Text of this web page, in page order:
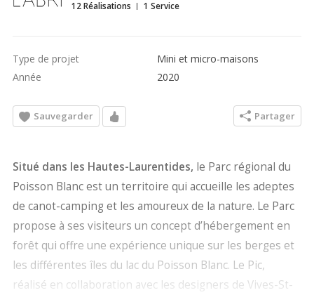
12 Réalisations 1 Service
Type de projet
Mini et micro-maisons
Année
2020
Sauvegarder Partager
Situé dans les Hautes-Laurentides, le Parc régional du
Poisson Blanc est un territoire qui accueille les adeptes
de canot-camping et les amoureux de la nature. Le Parc
propose à ses visiteurs un concept d’hébergement en
forêt qui offre une expérience unique sur les berges et
les différentes îles du lac du Poisson Blanc. Le Pic,
réalisé en collaboration avec les designers de Vives-St-